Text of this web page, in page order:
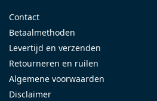
Contact
Betaalmethoden
Levertijd en verzenden
Retourneren en ruilen
Algemene voorwaarden
Disclaimer